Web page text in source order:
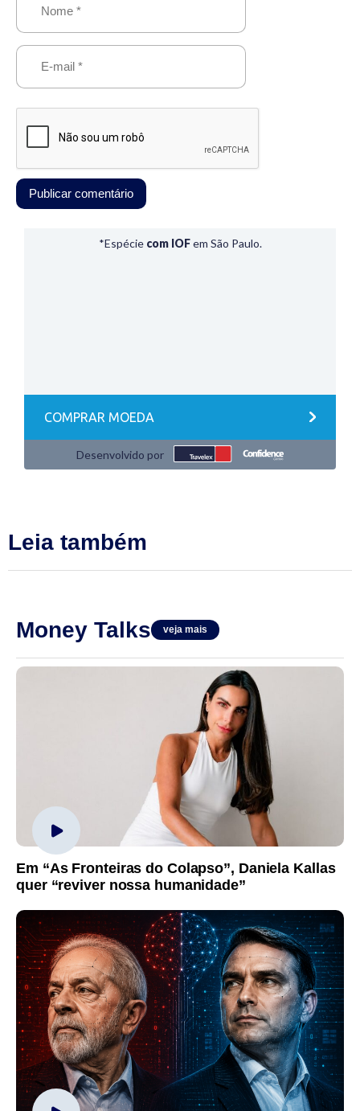
Leia também
Money Talks veja mais
Em “As Fronteiras do Colapso”, Daniela Kallas
quer “reviver nossa humanidade”